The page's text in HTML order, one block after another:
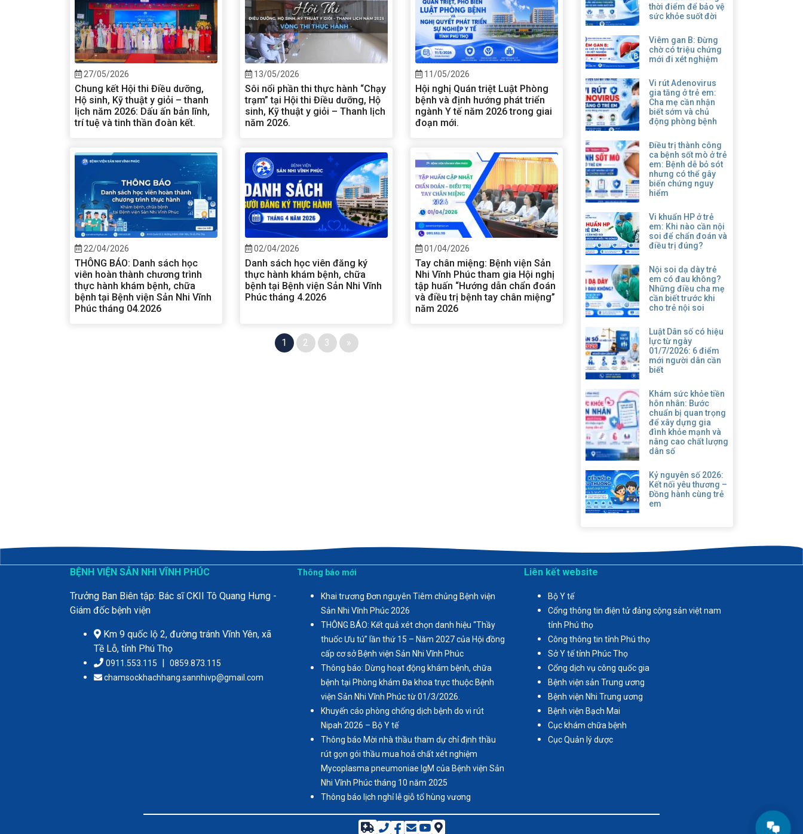
27/05/2026
Chung kết Hội thi Điều dưỡng,
Hộ sinh, Kỹ thuật y giỏi – thanh
lịch năm 2026: Dấu ấn bản lĩnh,
trí tuệ và tinh thần đoàn kết.
13/05/2026
Sôi nổi phần thi thực hành “Chạy
trạm” tại Hội thi Điều dưỡng, Hộ
sinh, Kỹ thuật y giỏi – Thanh lịch
năm 2026.
11/05/2026
Hội nghị Quán triệt Luật Phòng
bệnh và định hướng phát triển
ngành Y tế năm 2026 trong giai
đoạn mới.
22/04/2026
THÔNG BÁO: Danh sách học
viên hoàn thành chương trình
thực hành khám bệnh, chữa
bệnh tại Bệnh viện Sản Nhi Vĩnh
Phúc tháng 04.2026
02/04/2026
Danh sách học viên đăng ký
thực hành khám bệnh, chữa
bệnh tại Bệnh viện Sản Nhi Vĩnh
Phúc tháng 4.2026
01/04/2026
Tay chân miệng: Bệnh viện Sản
Nhi Vĩnh Phúc tham gia Hội nghị
tập huấn “Hướng dẫn chẩn đoán
và điều trị bệnh tay chân miệng”
năm 2026
1 2 3 »
thời điểm để bảo vệ
sức khỏe suốt đời
Viêm gan B: Đừng
chờ có triệu chứng
mới đi xét nghiệm
Vi rút Adenovirus
gia tăng ở trẻ em:
Cha mẹ cần nhận
biết sớm và chủ
động phòng bệnh
Điều trị thành công
ca bệnh sốt mò ở trẻ
em: Bệnh dễ bỏ sót
nhưng có thể gây
biến chứng nguy
hiểm
Vi khuẩn HP ở trẻ
em: Khi nào cần nội
soi để chẩn đoán và
điều trị đúng?
Nội soi dạ dày trẻ
em có đau không?
Những điều cha mẹ
cần biết trước khi
cho trẻ nội soi
Luật Dân số có hiệu
lực từ ngày
01/7/2026: 6 điểm
mới người dân cần
biết
Khám sức khỏe tiền
hôn nhân: Bước
chuẩn bị quan trọng
để xây dựng gia
đình khỏe mạnh và
nâng cao chất lượng
dân số
Kỷ nguyên số 2026:
Kết nối yêu thương –
Đồng hành cùng trẻ
em
BỆNH VIỆN SẢN NHI VĨNH PHÚC
Trưởng Ban Biên tập: Bác sĩ CKII Tô Quang Hưng -
Giám đốc bệnh viện
Km 9 quốc lộ 2, đường tránh Vĩnh Yên, xã
Tề Lỗ, tỉnh Phú Thọ
0911.553.115 | 0859.873.115
chamsockhachhang.sannhivp@gmail.com
Thông báo mới
Khai trương Đơn nguyên Tiêm chủng Bệnh viện
Sản Nhi Vĩnh Phúc 2026
THÔNG BÁO: Kết quả xét chọn danh hiệu “Thầy
thuốc Ưu tú” lần thứ 15 – Năm 2027 của Hội đồng
cấp cơ sở Bệnh viện Sản Nhi Vĩnh Phúc
Thông báo: Dừng hoạt động khám bệnh, chữa
bệnh tại Phòng khám Đa khoa trực thuộc Bệnh
viện Sản Nhi Vĩnh Phúc từ 01/3/2026.
Khuyến cáo phòng chống dịch bệnh do vi rút
Nipah 2026 – Bộ Y tế
Thông báo Mời nhà thầu tham dự chỉ định thầu
rút gọn gói thầu mua hoá chất xét nghiệm
Mycoplasma pneumoniae IgM của Bệnh viện Sản
Nhi Vĩnh Phúc tháng 10 năm 2025
Thông báo lịch nghỉ lễ giỗ tổ hùng vương
Liên kết website
Bộ Y tế
Cổng thông tin điện tử đảng cộng sản việt nam
tỉnh Phú thọ
Công thông tin tỉnh Phú thọ
Sở Y tế tỉnh Phúc Thọ
Cổng dịch vụ công quốc gia
Bệnh viện sản Trung ương
Bệnh viện Nhi Trung ương
Bệnh viện Bạch Mai
Cục khám chữa bệnh
Cục Quản lý dược